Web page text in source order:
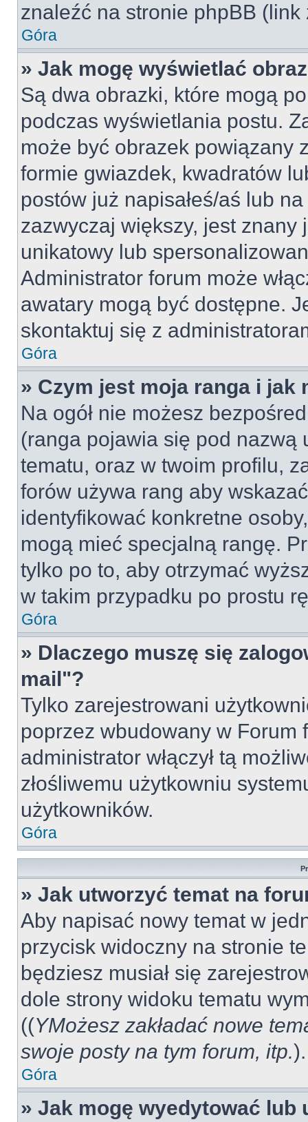
znaleźć na stronie phpBB
Góra
» Jak mogę wyświetlać
Są dwa obrazki, które mogą
podczas wyświetlania postu.
może być obrazek powiązany
formie gwiazdek, kwadratów
postów już napisałeś/aś lub
zazwyczaj większy, jest
unikatowy lub
Administrator forum może
awatary mogą być dostępne.
skontaktuj się z
Góra
» Czym jest moja ranga i jak
Na ogół nie możesz
(ranga pojawia się pod
tematu, oraz w twoim profilu,
forów używa rang aby
identyfikować konkretne
mogą mieć specjalną rangę.
tylko po to, aby otrzymać
w takim przypadku po prostu
Góra
» Dlaczego muszę się
mail"?
Tylko zarejestrowani
poprzez wbudowany w Forum
administrator włączył tą
złośliwemu użytkowniu
użytkowników.
Góra
» Jak utworzyć temat na
Aby napisać nowy temat w
przycisk widoczny na stronie
będziesz musiał się
dole strony widoku tematu
((YMożesz zakładać nowe
swoje posty na tym forum, itp.).
Góra
» Jak mogę wyedytować lub